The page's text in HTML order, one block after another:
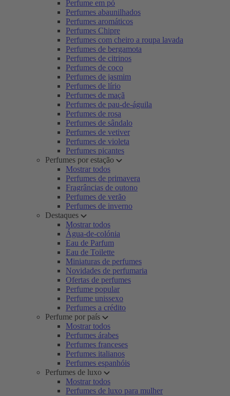
Perfume em pó
Perfumes abaunilhados
Perfumes aromáticos
Perfumes Chipre
Perfumes com cheiro a roupa lavada
Perfumes de bergamota
Perfumes de citrinos
Perfumes de coco
Perfumes de jasmim
Perfumes de lírio
Perfumes de maçã
Perfumes de pau-de-águila
Perfumes de rosa
Perfumes de sândalo
Perfumes de vetiver
Perfumes de violeta
Perfumes picantes
Perfumes por estação
Mostrar todos
Perfumes de primavera
Fragrâncias de outono
Perfumes de verão
Perfumes de inverno
Destaques
Mostrar todos
Água-de-colónia
Eau de Parfum
Eau de Toilette
Miniaturas de perfumes
Novidades de perfumaria
Ofertas de perfumes
Perfume popular
Perfume unissexo
Perfumes a crédito
Perfume por país
Mostrar todos
Perfumes árabes
Perfumes franceses
Perfumes italianos
Perfumes espanhóis
Perfumes de luxo
Mostrar todos
Perfumes de luxo para mulher